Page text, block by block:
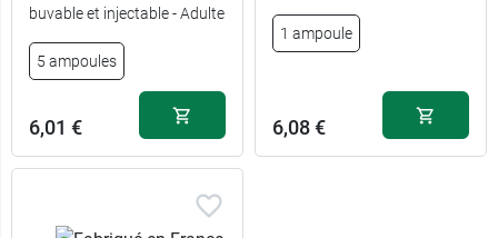
buvable et injectable - Adulte
5 ampoules
6,01 €
1 ampoule
6,08 €